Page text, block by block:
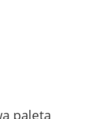
paleta